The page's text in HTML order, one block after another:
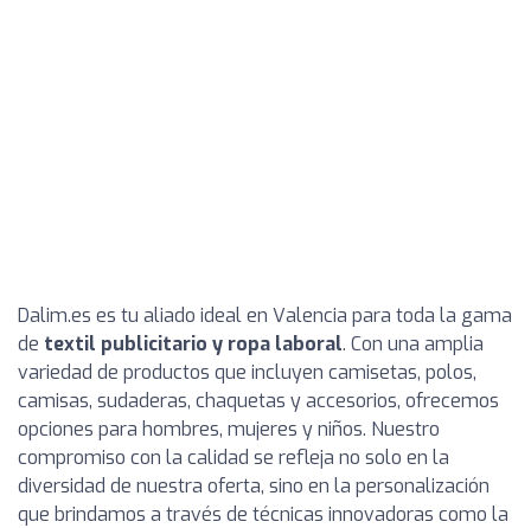
Dalim.es es tu aliado ideal en Valencia para toda la gama
de textil publicitario y ropa laboral. Con una amplia
variedad de productos que incluyen camisetas, polos,
camisas, sudaderas, chaquetas y accesorios, ofrecemos
opciones para hombres, mujeres y niños. Nuestro
compromiso con la calidad se refleja no solo en la
diversidad de nuestra oferta, sino en la personalización
que brindamos a través de técnicas innovadoras como la